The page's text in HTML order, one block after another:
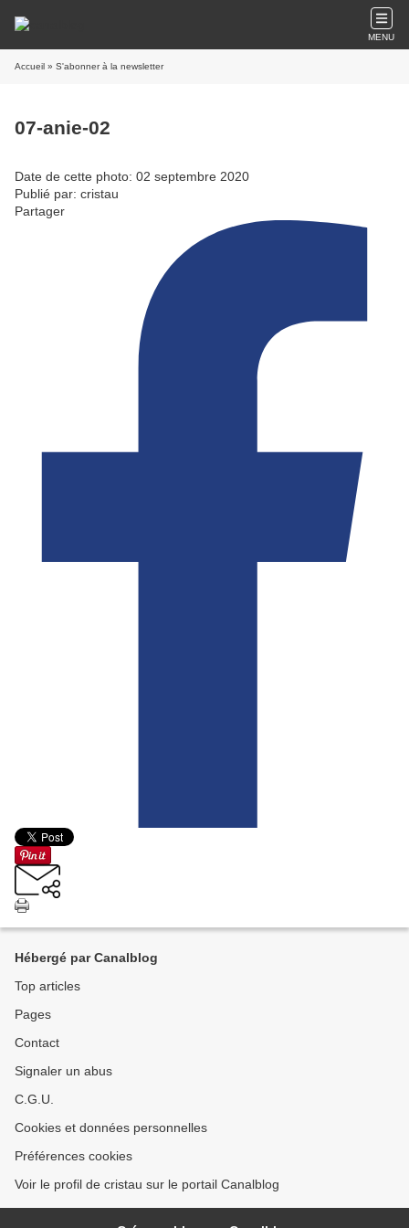
MENU
Accueil » S'abonner à la newsletter
07-anie-02
Date de cette photo: 02 septembre 2020
Publié par: cristau
Partager
Hébergé par Canalblog
Top articles
Pages
Contact
Signaler un abus
C.G.U.
Cookies et données personnelles
Préférences cookies
Voir le profil de cristau sur le portail Canalblog